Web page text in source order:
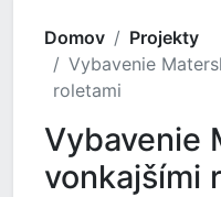
Domov
Projekty
Vybavenie
roletami
Vybavenie
vonkajšími